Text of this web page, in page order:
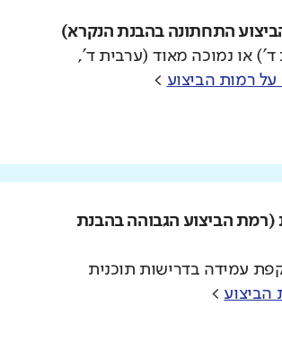
התחתונה בהבנת הנקרא)
או נמוכה מאוד (ערבית ד',
על רמות הביצוע >
(רמת הביצוע הגבוהה בהבנת
עמידה בדרישות תוכנית
הביצוע >